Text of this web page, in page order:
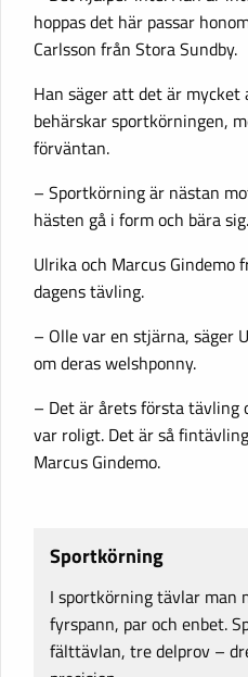
hoppas det här passar
Carlsson från Stora Sundby.
Han säger att det är
behärskar sportkörningen,
förväntan.
– Sportkörning är nästan
hästen gå i form och bära sig.
Ulrika och Marcus
dagens tävling.
– Olle var en stjärna, säger
om deras welshponny.
– Det är årets första tävling
var roligt. Det är så
Marcus Gindemo.
Sportkörning
I sportkörning tävlar man
fyrspann, par och enbet.
fälttävlan, tre delprov –